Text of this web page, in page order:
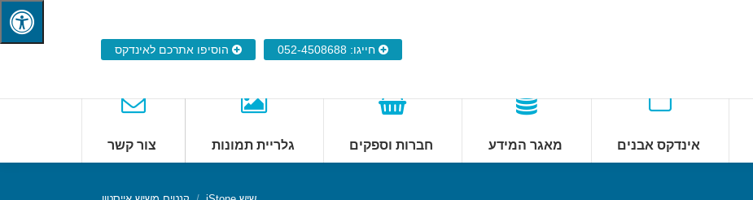
חייגו: 052-4508688 הוסיפו אתרכם לאינדקס
אינדקס אבנים מאגר המידע חברות וספקים גלריית תמונות צור קשר